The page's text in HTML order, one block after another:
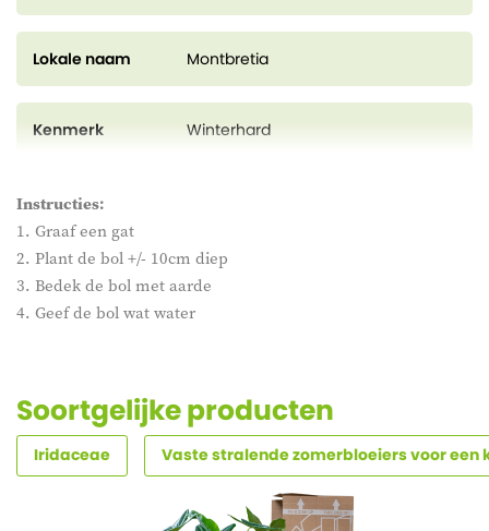
Lokale naam Montbretia
Kenmerk Winterhard
Soortgelijke producten
Iridaceae Vaste stralende zomerbloeiers voor een
Instructies:
1. Graaf een gat
2. Plant de bol +/- 10cm diep
3. Bedek de bol met aarde
4. Geef de bol wat water